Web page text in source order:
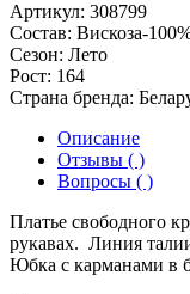
Артикул: 308799
Состав: Вискоза-
Сезон: Лето
Рост: 164
Страна бренда:
Описание
Отзывы ( )
Вопросы ( )
Платье свободного
рукавах. Линия
Юбка с карманами в